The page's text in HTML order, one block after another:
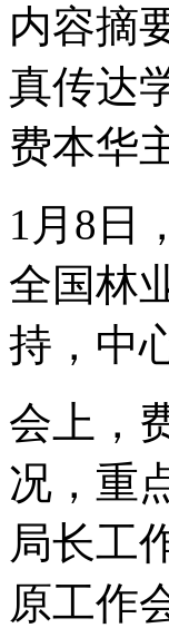
内容摘
真传达
费本华
1月8日
全国林
持，中
会上，
况，重
局长工
原工作